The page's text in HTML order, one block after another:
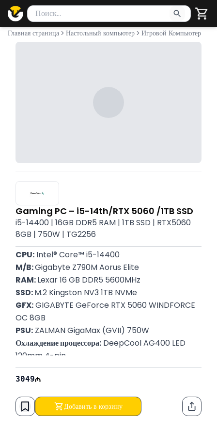
Поиск товаров
Введите минимум 2 символа для поиска. Нажмите Enter
Главная страница Настольный компьютер Игровой Компьютер
Gaming PC – i5-14th/RTX 5060 /1TB SSD
i5-14400 | 16GB DDR5 RAM | 1TB SSD | RTX5060
8GB | 750W | TG2256
CPU: Intel® Core™ i5-14400
M/B: Gigabyte Z790M Aorus Elite
RAM: Lexar 16 GB DDR5 5600MHz
SSD: M.2 Kingston NV3 1TB NVMe
GFX: GIGABYTE GeForce RTX 5060 WINDFORCE
OC 8GB
PSU: ZALMAN GigaMax (GVII) 750W
Охлаждение процессора: DeepCool AG400 LED
120mm 4-pin
Корпус: DeepCool Matrexx 55 V3 ADD-RGB 3F
(435×210×478 мм)
3049
Добавить в корзину